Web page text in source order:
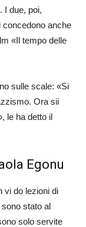
I due, poi,
concedono anche
«Il tempo delle
sulle scale: «Si
Ora sii
le ha detto il
Egonu
vi do lezioni di
stato al
solo servite